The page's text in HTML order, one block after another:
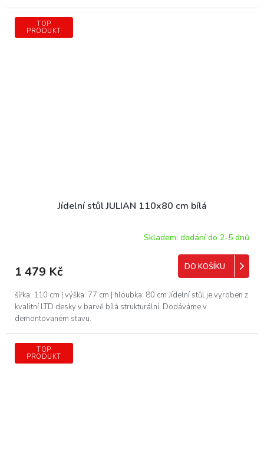
TOP
PRODUKT
Jídelní stůl JULIAN 110x80 cm bílá
Skladem: dodání do 2-5 dnů
1 479 Kč DO KOŠÍKU
šířka: 110 cm | výška: 77 cm | hloubka: 80 cm Jídelní stůl je vyroben z
kvalitní LTD desky v barvě bílá strukturální. Dodáváme v
demontovaném stavu.
TOP
PRODUKT